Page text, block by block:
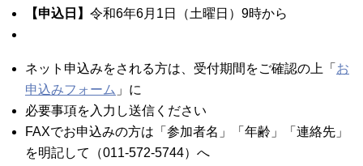
【申込日】 令和6年6月1日（土曜日）9時から
ネット申込みをされる方は、受付期間をご確認の上「 お
申込みフォーム 」に
必要事項を入力し送信ください
FAXでお申込みの方は「参加者名」「年齢」「連絡先」
を明記して（011-572-5744）へ